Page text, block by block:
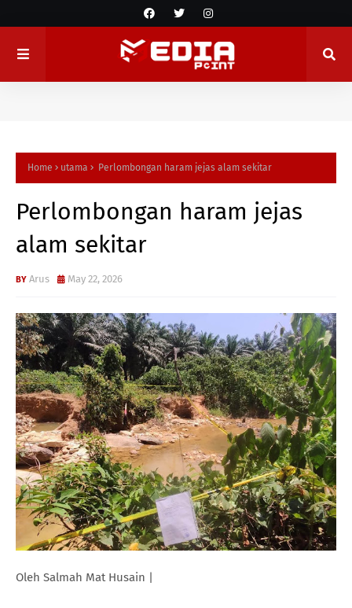
Home utama Perlombongan haram jejas alam sekitar
Perlombongan haram jejas
alam sekitar
Arus May 22, 2026
Oleh Salmah Mat Husain |